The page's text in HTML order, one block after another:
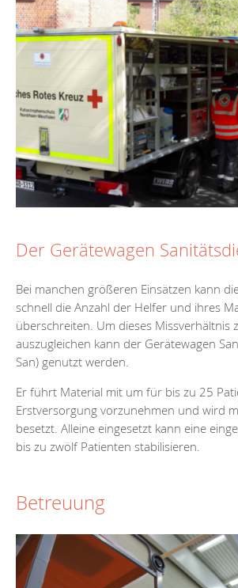
Der Gerätewagen
Bei manchen größeren Einsätzen kann
schnell die Anzahl der Helfer und ihres
überschreiten. Um dieses Missverhältnis
auszugleichen kann der Gerätewagen
San) genutzt werden.
Er führt Material mit um für bis zu 25
Erstversorgung vorzunehmen und wird
besetzt. Alleine eingesetzt kann eine
bis zu zwölf Patienten stabilisieren.
Betreuung